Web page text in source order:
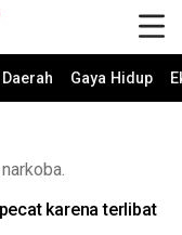
Gaya Hidup
karena terlibat